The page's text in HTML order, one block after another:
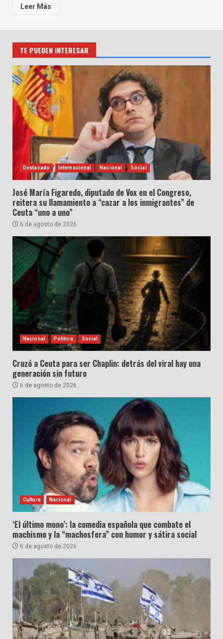
Leer Más
TE PUEDEN INTERESAR
Destacado Internacional Nacional Social
José María Figaredo, diputado de Vox en el Congreso,
reitera su llamamiento a “cazar a los inmigrantes” de
Ceuta “uno a uno”
6 de agosto de 2026
Nacional Política Social
Cruzó a Ceuta para ser Chaplin: detrás del viral hay una
generación sin futuro
6 de agosto de 2026
Cultura Nacional
‘El último mono’: la comedia española que combate el
machismo y la “machosfera” con humor y sátira social
6 de agosto de 2026